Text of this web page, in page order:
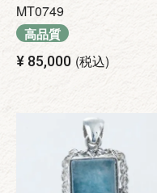
MT0749
高品質
¥ 85,000 税込